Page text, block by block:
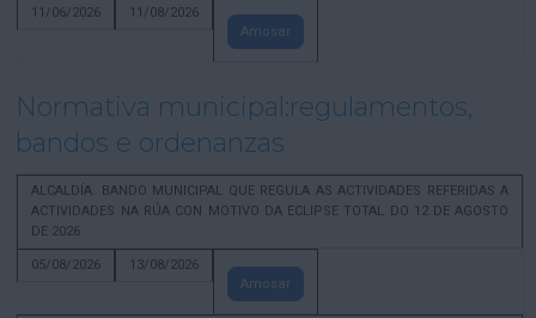
11/06/2026
11/08/2026
Amosar
Normativa municipal:regulamentos,
bandos e ordenanzas
ALCALDÍA. BANDO MUNICIPAL QUE REGULA AS ACTIVIDADES REFERIDAS A
ACTIVIDADES NA RÚA CON MOTIVO DA ECLIPSE TOTAL DO 12 DE AGOSTO
DE 2026
05/08/2026
13/08/2026
Amosar